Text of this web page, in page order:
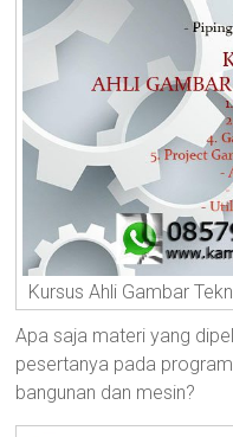
Kursus Ahli Gambar
Apa saja materi yang
pesertanya pada
bangunan dan mesin?